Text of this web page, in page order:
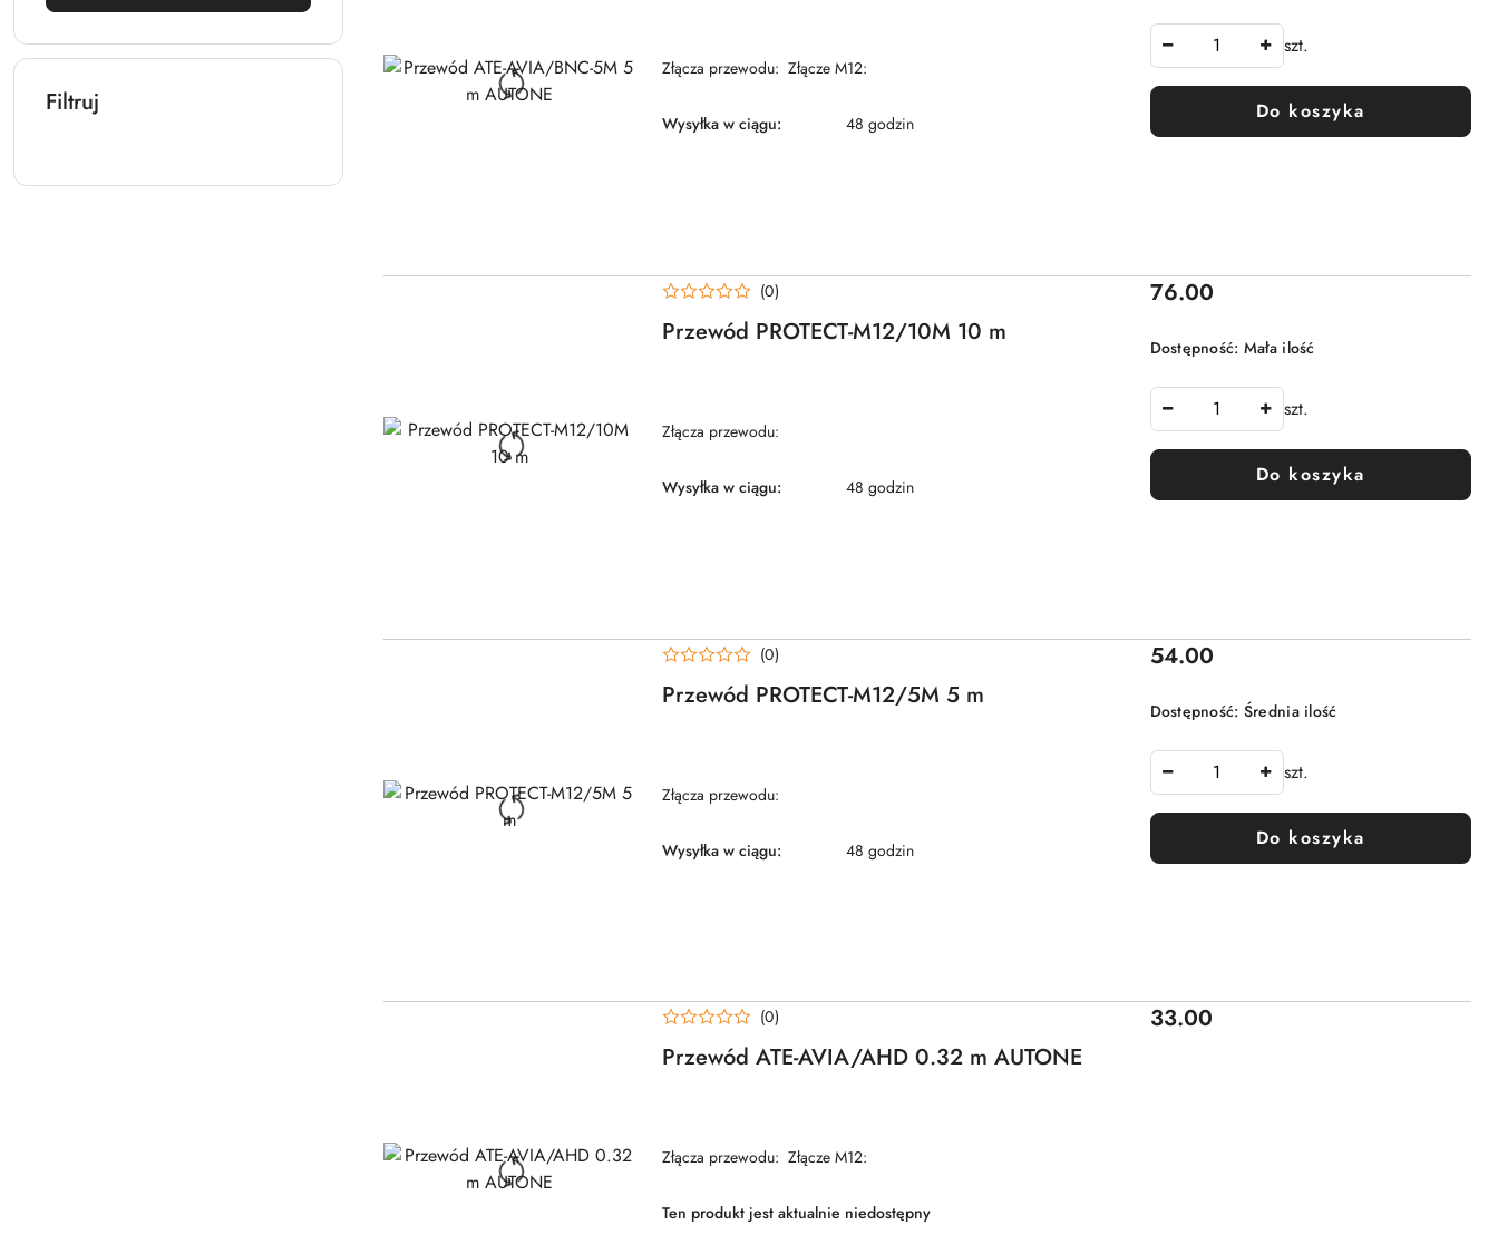
Filtruj
Złącza przewodu: Złącze M12:
Wysyłka w ciągu: 48 godzin
szt.
Do koszyka
Przewód PROTECT-M12/10M 10 m
(0)
Złącza przewodu:
Wysyłka w ciągu: 48 godzin
Cena:
76.00
Dostępność: Mała ilość
szt.
Do koszyka
Przewód PROTECT-M12/5M 5 m
(0)
Złącza przewodu:
Wysyłka w ciągu: 48 godzin
Cena:
54.00
Dostępność: Średnia ilość
szt.
Do koszyka
Przewód ATE-AVIA/AHD 0.32 m AUTONE
(0)
Złącza przewodu: Złącze M12:
Ten produkt jest aktualnie niedostępny
Cena:
33.00